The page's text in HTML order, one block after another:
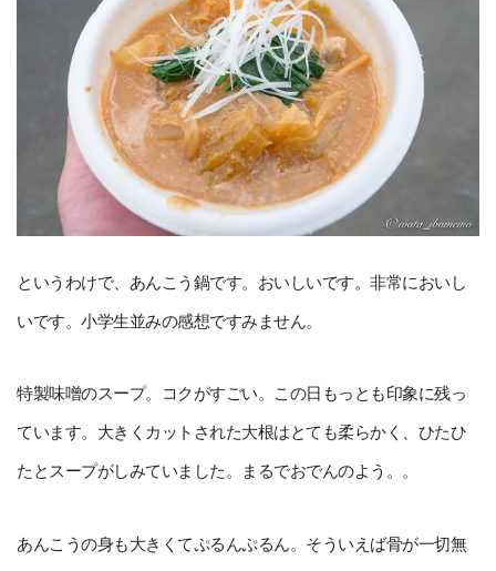
というわけで、あんこう鍋です。おいしいです。非常においし
いです。小学生並みの感想ですみません。
特製味噌のスープ。コクがすごい。この日もっとも印象に残っ
ています。大きくカットされた大根はとても柔らかく、ひたひ
たとスープがしみていました。まるでおでんのよう。。
あんこうの身も大きくてぷるんぷるん。そういえば骨が一切無